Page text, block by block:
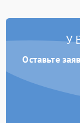
У
Оставьте